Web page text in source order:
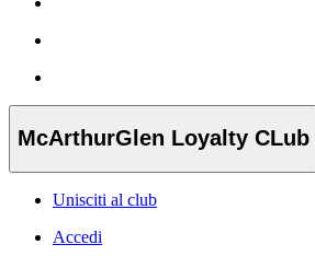
McArthurGlen Loyalty CLub
Unisciti al club
Accedi